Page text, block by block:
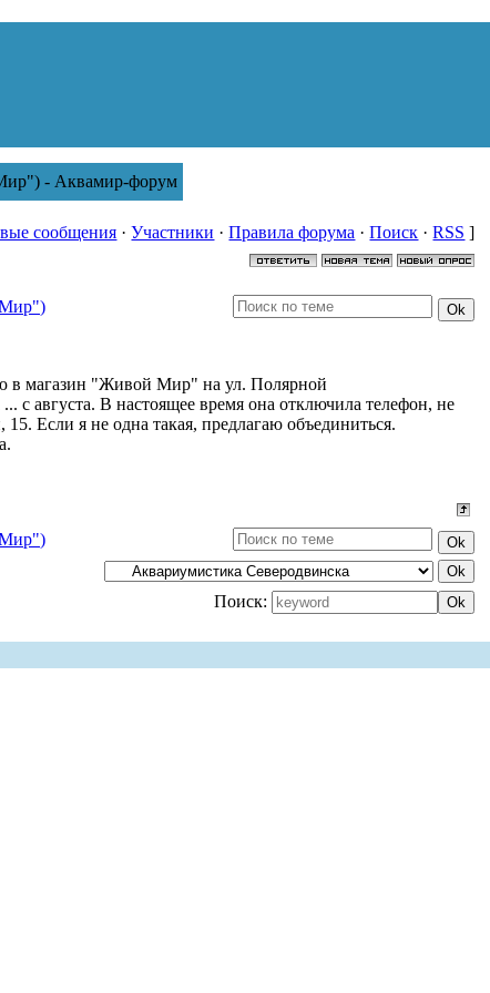
- Аквамир-форум
сообщения ·Участники ·Правила форума ·Поиск ·RSS ]
в магазин "Живой Мир" на ул. Полярной
с августа. В настоящее время она отключила телефон, не
Если я не одна такая, предлагаю объединиться.
Поиск: